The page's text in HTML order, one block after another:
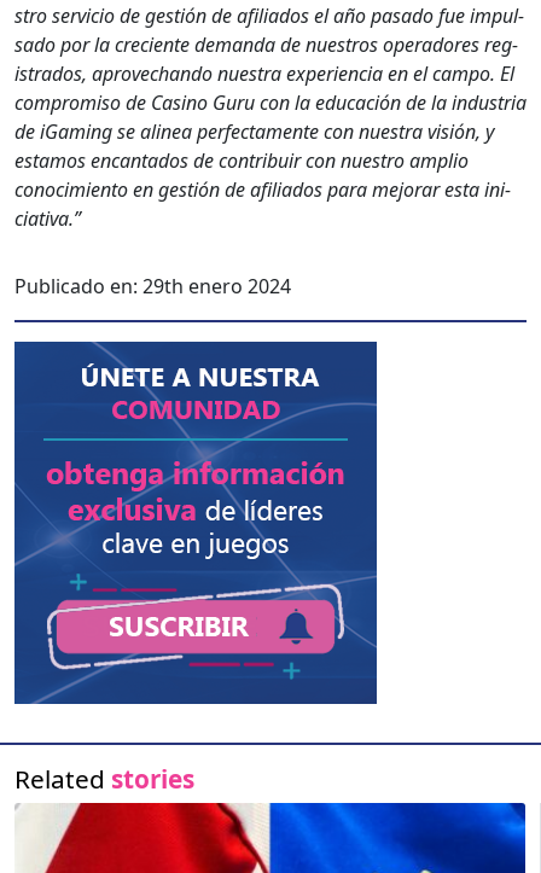
stro ser­vi­cio de gestión de afil­i­a­dos el año pasa­do fue impul­
sa­do por la cre­ciente deman­da de nue­stros oper­adores reg­
istra­dos, aprovechan­do nues­tra expe­ri­en­cia en el cam­po. El
com­pro­miso de Casi­no Guru con la edu­cación de la indus­tria
de iGam­ing se alin­ea per­fec­ta­mente con nues­tra visión, y
esta­mos encan­ta­dos de con­tribuir con nue­stro amplio
conocimien­to en gestión de afil­i­a­dos para mejo­rar esta ini­
cia­ti­va.”
Publicado en: 29th enero 2024
Related stories